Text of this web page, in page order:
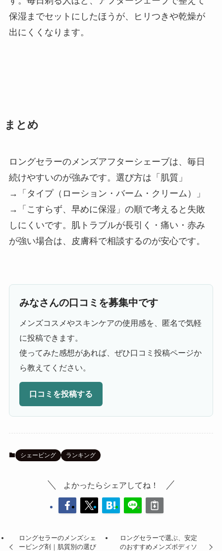
保湿までセットにしたほうが、ヒリつきや乾燥が
出にくくなります。
まとめ
ロングセラーのメンズアフターシェーブは、毎日
続けやすいのが強みです。選び方は「肌質」
→「タイプ（ローション・バーム・クリーム）」
→「こすらず、早めに保湿」の順で考えると失敗
しにくいです。肌トラブルが長引く・痛い・赤み
が強い場合は、皮膚科で相談するのが安心です。
みなさんの口コミを募集中です
メンズコスメやスキンケアの使用感を、匿名で気軽
に投稿できます。
使ってみた感想があれば、ぜひ口コミ投稿ページか
ら教えてください。
口コミを投稿する
シェービング ランキング
よかったらシェアしてね！
ロングセラーのメンズシェ
ービング剤｜肌質別の選び
ロングセラーで選ぶ、安定
のおすすめメンズボディソ